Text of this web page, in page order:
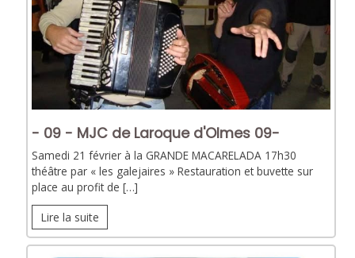
- 09 - MJC de Laroque d'Olmes 09-
Samedi 21 février à la GRANDE MACARELADA 17h30
théâtre par « les galejaires » Restauration et buvette sur
place au profit de […]
Lire la suite